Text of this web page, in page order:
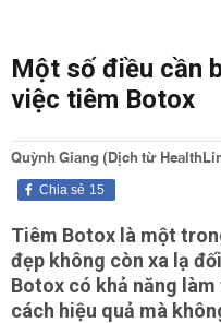
Một số điều cần
việc tiêm Botox
Quỳnh Giang (Dịch từ
15
Chia sẻ
Tiêm Botox là một
đẹp không còn xa lạ
Botox có khả năng
cách hiệu quả mà